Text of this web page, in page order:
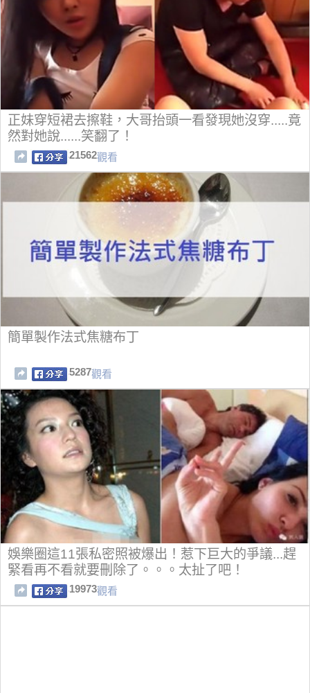
正妹穿短裙去擦鞋，大哥抬頭一看發現她沒穿.....竟
然對她說......笑翻了！
21562觀看
簡單製作法式焦糖布丁
5287觀看
娛樂圈這11張私密照被爆出！惹下巨大的爭議...趕
緊看再不看就要刪除了。。。太扯了吧！
19973觀看